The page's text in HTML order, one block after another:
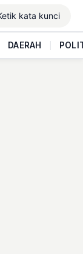
DAERAH